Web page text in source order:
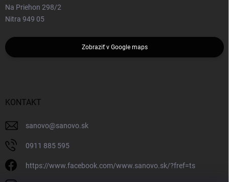
Na Priehon 298/2
Nitra 949 05
Zobraziť v Google maps
KONTAKT
sanovo@sanovo.sk
0911 885 595
https://www.facebook.com/www.sanovo.sk/?fref=ts